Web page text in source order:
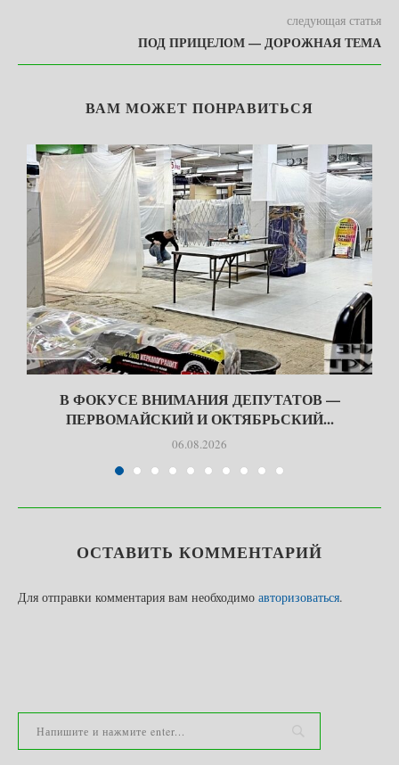
следующая статья
ПОД ПРИЦЕЛОМ — ДОРОЖНАЯ ТЕМА
ВАМ МОЖЕТ ПОНРАВИТЬСЯ
В ФОКУСЕ ВНИМАНИЯ ДЕПУТАТОВ —
ПЕРВОМАЙСКИЙ И ОКТЯБРЬСКИЙ...
06.08.2026
ОСТАВИТЬ КОММЕНТАРИЙ
Для отправки комментария вам необходимо авторизоваться.